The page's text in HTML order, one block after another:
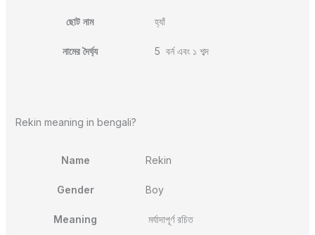
ছোট নাম হ্যাঁ
নামের দৈর্ঘ্য 5 বর্ন এবং ১ শব্দ
Rekin meaning in bengali?
Name Rekin
Gender Boy
Meaning মর্যাদাপূর্ণ রচিত